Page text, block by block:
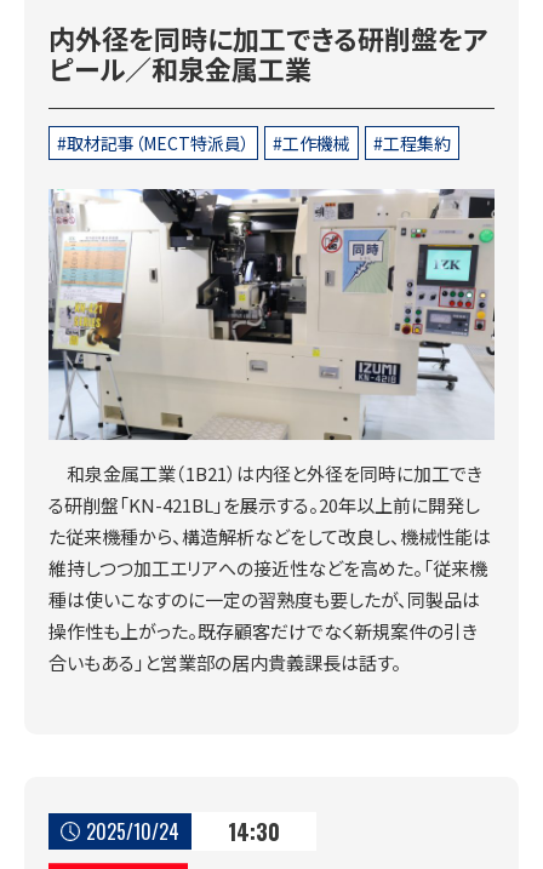
内外径を同時に加工できる研削盤をア
ピール／和泉金属工業
取材記事（MECT特派員） 工作機械 工程集約
和泉金属工業（1B21）は内径と外径を同時に加工でき
る研削盤「KN-421BL」を展示する。20年以上前に開発し
た従来機種から、構造解析などをして改良し、機械性能は
維持しつつ加工エリアへの接近性などを高めた。「従来機
種は使いこなすのに一定の習熟度も要したが、同製品は
操作性も上がった。既存顧客だけでなく新規案件の引き
合いもある」と営業部の居内貴義課長は話す。
2025/10/24 14:30